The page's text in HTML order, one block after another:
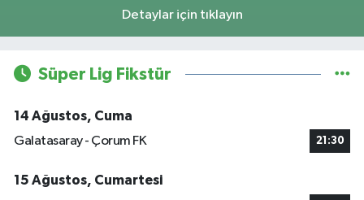
Detaylar için tıklayın
Süper Lig Fikstür
14 Ağustos, Cuma
Galatasaray - Çorum FK
21:30
15 Ağustos, Cumartesi